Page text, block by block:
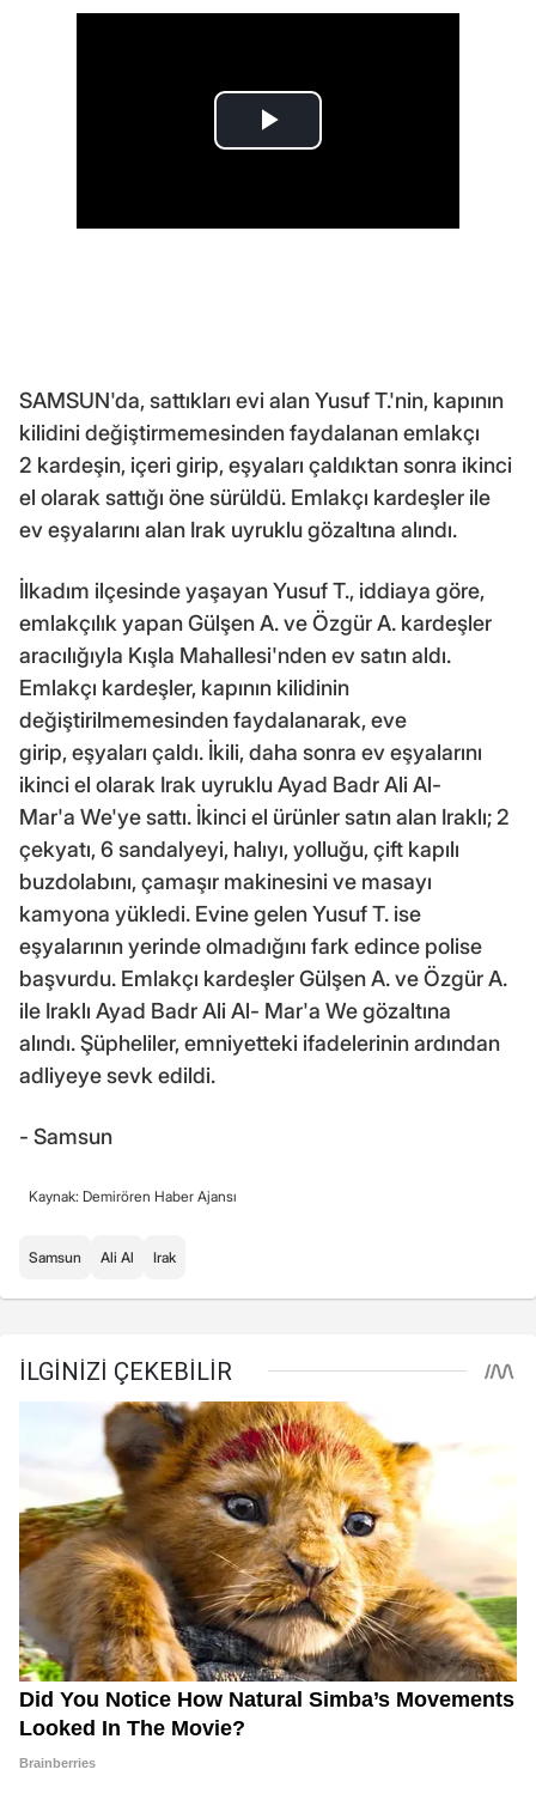
SAMSUN'da, sattıkları evi alan Yusuf T.'nin, kapının
kilidini değiştirmemesinden faydalanan emlakçı
2 kardeşin, içeri girip, eşyaları çaldıktan sonra ikinci
el olarak sattığı öne sürüldü. Emlakçı kardeşler ile
ev eşyalarını alan Irak uyruklu gözaltına alındı.
İlkadım ilçesinde yaşayan Yusuf T., iddiaya göre,
emlakçılık yapan Gülşen A. ve Özgür A. kardeşler
aracılığıyla Kışla Mahallesi'nden ev satın aldı.
Emlakçı kardeşler, kapının kilidinin
değiştirilmemesinden faydalanarak, eve
girip, eşyaları çaldı. İkili, daha sonra ev eşyalarını
ikinci el olarak Irak uyruklu Ayad Badr Ali Al-
Mar'a We'ye sattı. İkinci el ürünler satın alan Iraklı; 2
çekyatı, 6 sandalyeyi, halıyı, yolluğu, çift kapılı
buzdolabını, çamaşır makinesini ve masayı
kamyona yükledi. Evine gelen Yusuf T. ise
eşyalarının yerinde olmadığını fark edince polise
başvurdu. Emlakçı kardeşler Gülşen A. ve Özgür A.
ile Iraklı Ayad Badr Ali Al- Mar'a We gözaltına
alındı. Şüpheliler, emniyetteki ifadelerinin ardından
adliyeye sevk edildi.
- Samsun
Kaynak: Demirören Haber Ajansı
Samsun Ali Al Irak